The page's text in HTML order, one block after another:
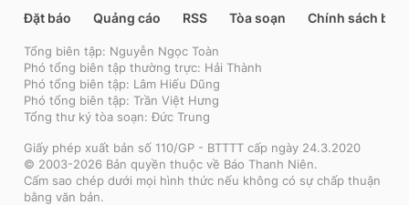
Đặt báo Quảng cáo RSS Tòa soạn Chính sách bảo
Tổng biên tập: Nguyễn Ngọc Toàn
Phó tổng biên tập thường trực: Hải Thành
Phó tổng biên tập: Lâm Hiếu Dũng
Phó tổng biên tập: Trần Việt Hưng
Tổng thư ký tòa soạn: Đức Trung
Giấy phép xuất bản số 110/GP - BTTTT cấp ngày 24.3.2020
© 2003-2026 Bản quyền thuộc về Báo Thanh Niên.
Cấm sao chép dưới mọi hình thức nếu không có sự chấp thuận
bằng văn bản.